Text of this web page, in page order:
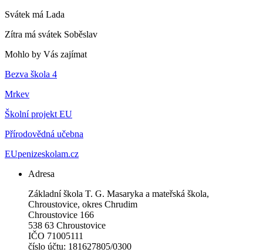
Svátek má Lada
Zítra má svátek Soběslav
Mohlo by Vás zajímat
Bezva škola 4
Mrkev
Školní projekt EU
Přírodovědná učebna
EUpenizeskolam.cz
Adresa
Základní škola T. G. Masaryka a mateřská škola,
Chroustovice, okres Chrudim
Chroustovice 166
538 63 Chroustovice
IČO 71005111
číslo účtu: 181627805/0300